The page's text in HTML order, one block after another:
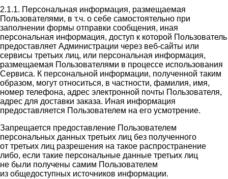
2.1.1. Персональная информация, размещаемая
Пользователями, в т.ч. о себе самостоятельно при
заполнении формы отправки сообщения, иная
персональная информация, доступ к которой Пользователь
предоставляет Администрации через веб-сайты или
сервисы третьих лиц, или персональная информация,
размещаемая Пользователями в процессе использования
Сервиса. К персональной информации, полученной таким
образом, могут относиться, в частности, фамилия, имя,
номер телефона, адрес электронной почты Пользователя,
адрес для доставки заказа. Иная информация
предоставляется Пользователем на его усмотрение.
Запрещается предоставление Пользователем
персональных данных третьих лиц без полученного
от третьих лиц разрешения на такое распространение
либо, если такие персональные данные третьих лиц
не были получены самим Пользователем
из общедоступных источников информации.